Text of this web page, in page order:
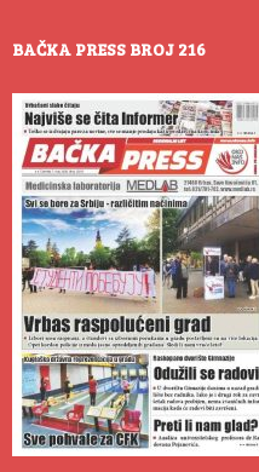
BAČKA PRESS BROJ 216